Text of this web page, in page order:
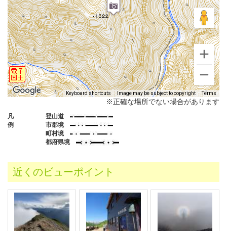
Keyboard shortcuts Image may be subject to copyright Terms
※正確な場所でない場合があります
凡
例
登山道
市郡境
町村境
都府県境
近くのビューポイント